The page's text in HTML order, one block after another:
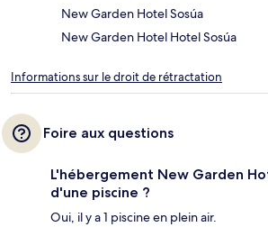
New Garden Hotel Sosúa
New Garden Hotel Hotel Sosúa
Informations sur le droit de rétractation
Foire aux questions
L'hébergement New Garden
d'une piscine ?
Oui, il y a 1 piscine en plein air.